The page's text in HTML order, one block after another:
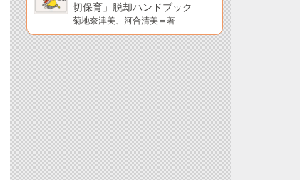
切保育」脱却ハンドブック
菊地奈津美、河合清美＝著